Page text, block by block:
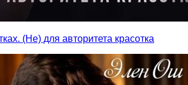
(Не) для авторитета красотка